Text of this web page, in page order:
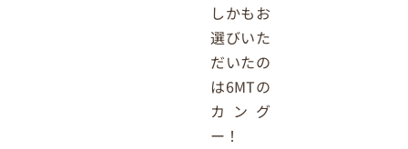
しかもお
選びいた
だいたの
は6MTの
カング
ー！